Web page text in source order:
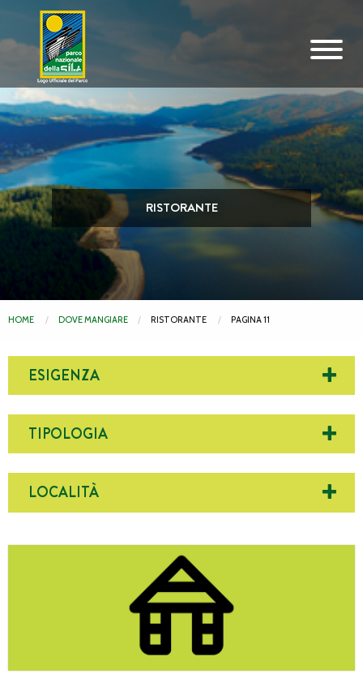
Vai al contenuto principale
RISTORANTE
HOME DOVE MANGIARE RISTORANTE PAGINA 11
ESIGENZA
TIPOLOGIA
LOCALITÀ